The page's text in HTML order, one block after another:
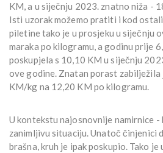
KM, a u siječnju 2023. znatno niža -
Isti uzorak možemo pratiti i kod
piletine tako je u prosjeku u siječnju
maraka po kilogramu, a godinu prije
poskupjela s 10,10 KM u siječnju
ove godine. Znatan porast zabilježila
KM/kg na 12,20 KM po kilogramu.
U kontekstu najosnovnije namirnice -
zanimljivu situaciju. Unatoč činjenici
brašna, kruh je ipak poskupio. Tako